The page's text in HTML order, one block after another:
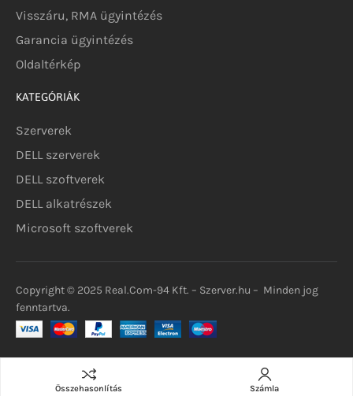
Visszáru, RMA ügyintézés
Garancia ügyintézés
Oldaltérkép
KATEGÓRIÁK
Szerverek
DELL szerverek
DELL szoftverek
DELL alkatrészek
Microsoft szoftverek
Copyright © 2025 Real.Com-94 Kft. – Szerver.hu – Minden jog
fenntartva.
Összehasonlítás Számla